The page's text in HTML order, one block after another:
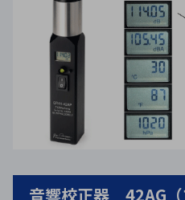
音響校正器 42AG（